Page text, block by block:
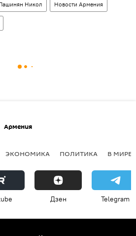
Никол Новости Армения
Армения
ЭКОНОМИКА ПОЛИТИКА В МИРЕ
Дзен Telegram